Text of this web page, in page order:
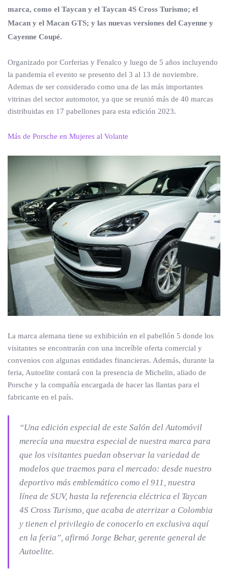
marca, como el Taycan y el Taycan 4S Cross Turismo; el
Macan y el Macan GTS; y las nuevas versiones del Cayenne y
Cayenne Coupé.
Organizado por Corferias y Fenalco y luego de 5 años incluyendo
la pandemia el evento se presento del 3 al 13 de noviembre.
Ademas de ser considerado como una de las más importantes
vitrinas del sector automotor, ya que se reunió más de 40 marcas
distribuidas en 17 pabellones para esta edición 2023.
Más de Porsche en Mujeres al Volante
La marca alemana tiene su exhibición en el pabellón 5 donde los
visitantes se encontrarán con una increíble oferta comercial y
convenios con algunas entidades financieras. Además, durante la
feria, Autoelite contará con la presencia de Michelin, aliado de
Porsche y la compañía encargada de hacer las llantas para el
fabricante en el país.
“Una edición especial de este Salón del Automóvil
merecía una muestra especial de nuestra marca para
que los visitantes puedan observar la variedad de
modelos que traemos para el mercado: desde nuestro
deportivo más emblemático como el 911, nuestra
línea de SUV, hasta la referencia eléctrica el Taycan
4S Cross Turismo, que acaba de aterrizar a Colombia
y tienen el privilegio de conocerlo en exclusiva aquí
en la feria”, afirmó Jorge Behar, gerente general de
Autoelite.